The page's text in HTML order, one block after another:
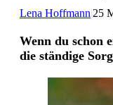
Lena Hoffmann|25
Wenn du schon
die ständige